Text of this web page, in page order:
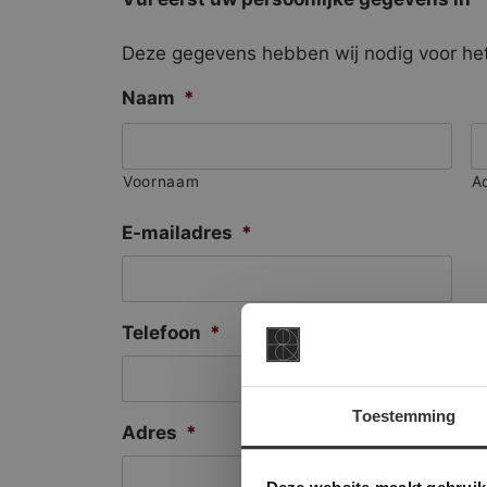
Toestemming
Deze gegevens hebben wij nodig voor
Naam *
Voornaam
E-mailadres *
Telefoon *
Adres *
Deze